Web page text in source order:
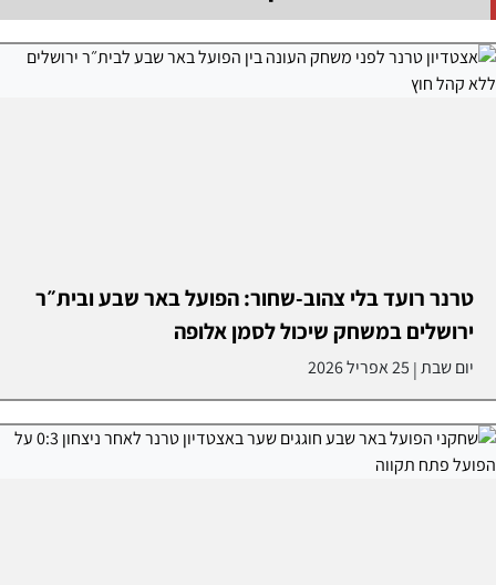
טרנר רועד בלי צהוב-שחור: הפועל באר שבע ובית״ר
ירושלים במשחק שיכול לסמן אלופה
יום שבת| 25 אפריל 2026